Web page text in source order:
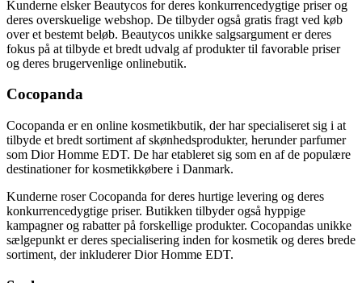
Kunderne elsker Beautycos for deres konkurrencedygtige priser og
deres overskuelige webshop. De tilbyder også gratis fragt ved køb
over et bestemt beløb. Beautycos unikke salgsargument er deres
fokus på at tilbyde et bredt udvalg af produkter til favorable priser
og deres brugervenlige onlinebutik.
Cocopanda
Cocopanda er en online kosmetikbutik, der har specialiseret sig i at
tilbyde et bredt sortiment af skønhedsprodukter, herunder parfumer
som Dior Homme EDT. De har etableret sig som en af de populære
destinationer for kosmetikkøbere i Danmark.
Kunderne roser Cocopanda for deres hurtige levering og deres
konkurrencedygtige priser. Butikken tilbyder også hyppige
kampagner og rabatter på forskellige produkter. Cocopandas unikke
sælgepunkt er deres specialisering inden for kosmetik og deres brede
sortiment, der inkluderer Dior Homme EDT.